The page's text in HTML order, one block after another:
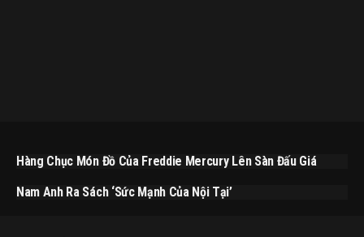
Hàng Chục Món Đồ Của Freddie Mercury Lên Sàn Đấu Giá
Nam Anh Ra Sách ‘Sức Mạnh Của Nội Tại’